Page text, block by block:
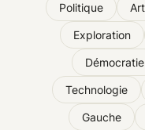
Politique Art
Exploration
Démocratie
Technologie
Gauche